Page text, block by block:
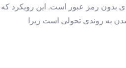
رمز عبور است. این رویکرد
به روندی تحولی است زیرا